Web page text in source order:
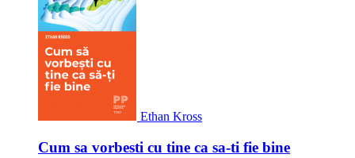
Ethan Kross
Cum sa vorbesti cu tine ca sa-ti fie bine